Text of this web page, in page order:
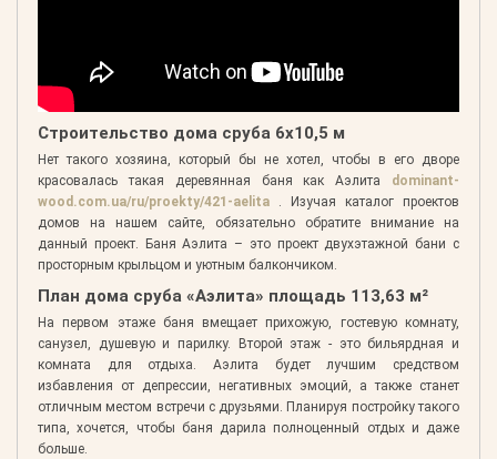
Строительство дома сруба 6х10,5 м
Нет такого хозяина, который бы не хотел, чтобы в его дворе
красовалась такая деревянная баня как Аэлита dominant-
wood.com.ua/ru/proekty/421-aelita . Изучая каталог проектов
домов на нашем сайте, обязательно обратите внимание на
данный проект. Баня Аэлита – это проект двухэтажной бани с
просторным крыльцом и уютным балкончиком.
План дома сруба «Аэлита» площадь 113,63 м²
На первом этаже баня вмещает прихожую, гостевую комнату,
санузел, душевую и парилку. Второй этаж - это бильярдная и
комната для отдыха. Аэлита будет лучшим средством
избавления от депрессии, негативных эмоций, а также станет
отличным местом встречи с друзьями. Планируя постройку такого
типа, хочется, чтобы баня дарила полноценный отдых и даже
больше.